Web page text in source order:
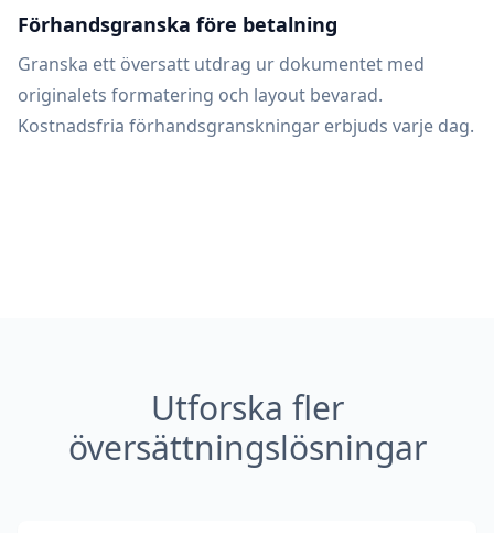
Förhandsgranska före betalning
Granska ett översatt utdrag ur dokumentet med
originalets formatering och layout bevarad.
Kostnadsfria förhandsgranskningar erbjuds varje dag.
Utforska fler
översättningslösningar